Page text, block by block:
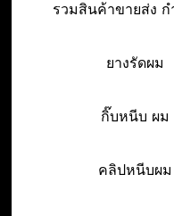
รวมสินค้าขายส่ง ก
ยางรัดผม
กิ๊บหนีบ ผม
คลิปหนีบผม